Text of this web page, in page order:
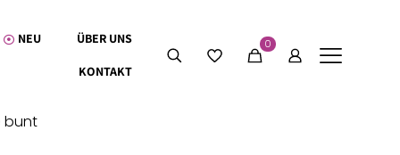
NEU ÜBER UNS
KONTAKT
0
bunt